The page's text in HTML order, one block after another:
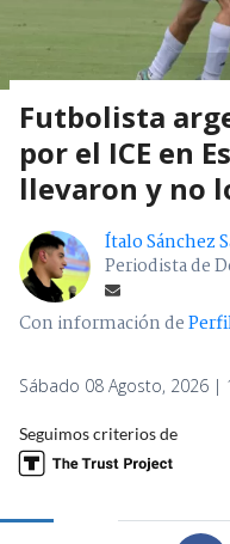
Futbolista
por el ICE en
llevaron y no
Ítalo Sánchez
Periodista de
Con información de
Sábado 08 Agosto, 2026 |
Seguimos criterios de